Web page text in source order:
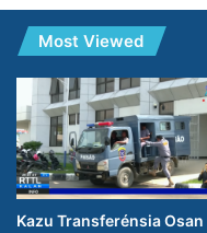
Most Viewed
Kazu Transferénsia Osan